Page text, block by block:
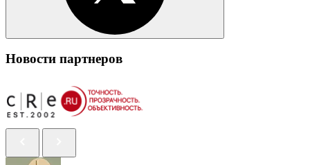
Новости партнеров